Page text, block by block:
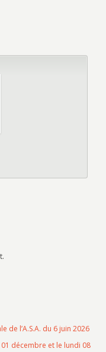
de l’A.S.A. du 6 juin 2026
décembre et le lundi 08